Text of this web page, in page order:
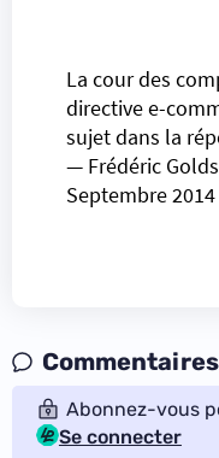
La cour des
directive e-
sujet dans la
— Frédéric
Septembre 2014
Abonnez-vous
Se connecter